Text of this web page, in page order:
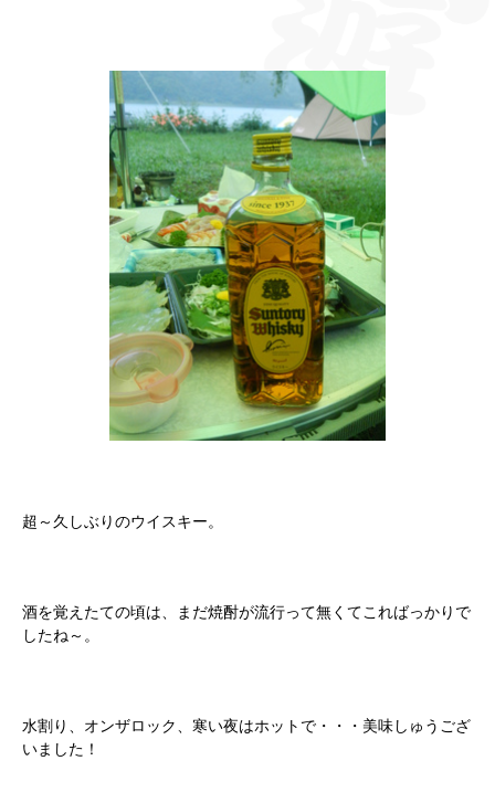
超～久しぶりのウイスキー。
酒を覚えたての頃は、まだ焼酎が流行って無くてこればっかりで
したね～。
水割り、オンザロック、寒い夜はホットで・・・美味しゅうござ
いました！